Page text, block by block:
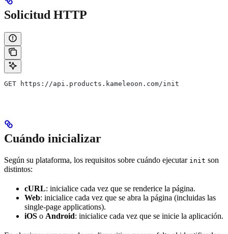
Solicitud HTTP
GET https://api.products.kameleoon.com/init
Cuándo inicializar
Según su plataforma, los requisitos sobre cuándo ejecutar init son
distintos:
cURL: inicialice cada vez que se renderice la página.
Web: inicialice cada vez que se abra la página (incluidas las
single-page applications).
iOS o Android: inicialice cada vez que se inicie la aplicación.